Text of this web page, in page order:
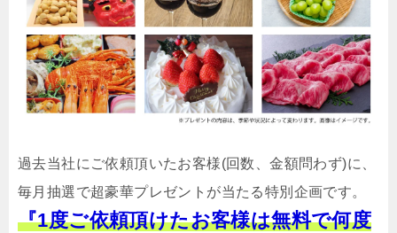
過去当社にご依頼頂いたお客様(回数、金額問わず)に、
毎月抽選で超豪華プレゼントが当たる特別企画です。
『1度ご依頼頂けたお客様は無料で何度